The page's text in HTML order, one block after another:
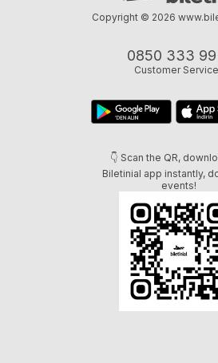
0850 333 99
Customer
👇 Scan the QR,
Biletinial app instantly,
events!
Copyright © 2026